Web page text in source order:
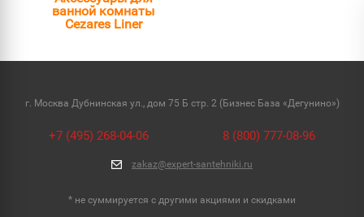
ванной комнаты
Cezares Liner
г. Москва Дубнинская ул., дом 75 Б стр. 2 (Бизнес База «Дегунино»)
+7 (495) 268-04-06 8 (800) 777-08-96
zakaz@expert-santehniki.ru
* не суммируется с другими акциями и скидками